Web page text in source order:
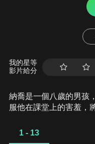
我的星等
影片給分
納喬是一個八歲的男孩
服他在課堂上的害羞，
新生活。對他和我們來
1 - 13